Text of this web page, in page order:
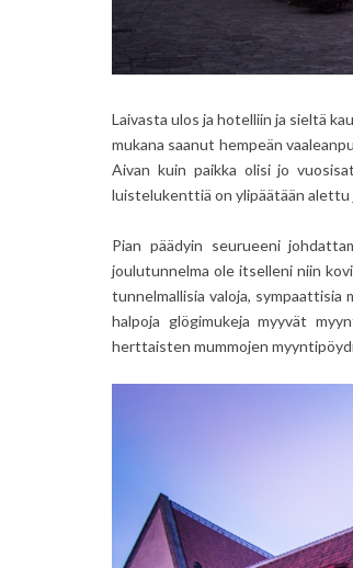
Laivasta ulos ja hotelliin ja sieltä
mukana saanut hempeän
Aivan kuin paikka olisi jo
luistelukenttiä on ylipäätään alettu
Pian päädyin seurueeni
joulutunnelma ole itselleni niin
tunnelmallisia valoja, sympaattisia
halpoja glögimukeja myyvät
herttaisten mummojen